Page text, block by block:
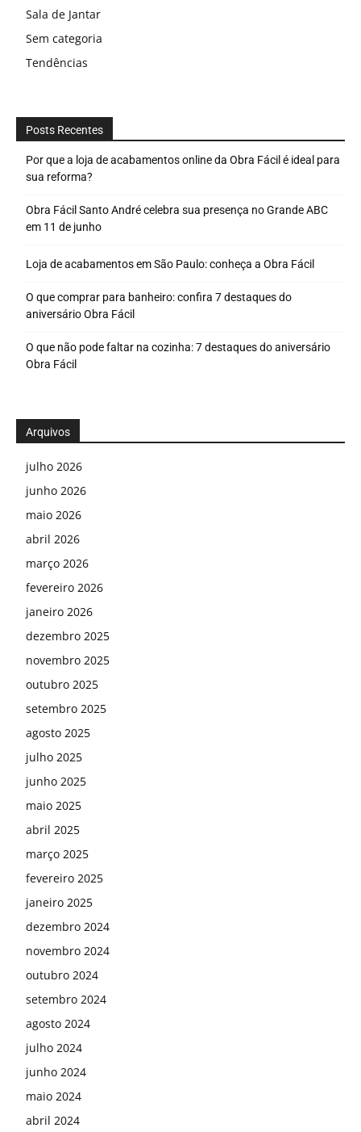
Sala de Jantar
Sem categoria
Tendências
Posts Recentes
Por que a loja de acabamentos online da Obra Fácil é ideal para
sua reforma?
Obra Fácil Santo André celebra sua presença no Grande ABC
em 11 de junho
Loja de acabamentos em São Paulo: conheça a Obra Fácil
O que comprar para banheiro: confira 7 destaques do
aniversário Obra Fácil
O que não pode faltar na cozinha: 7 destaques do aniversário
Obra Fácil
Arquivos
julho 2026
junho 2026
maio 2026
abril 2026
março 2026
fevereiro 2026
janeiro 2026
dezembro 2025
novembro 2025
outubro 2025
setembro 2025
agosto 2025
julho 2025
junho 2025
maio 2025
abril 2025
março 2025
fevereiro 2025
janeiro 2025
dezembro 2024
novembro 2024
outubro 2024
setembro 2024
agosto 2024
julho 2024
junho 2024
maio 2024
abril 2024